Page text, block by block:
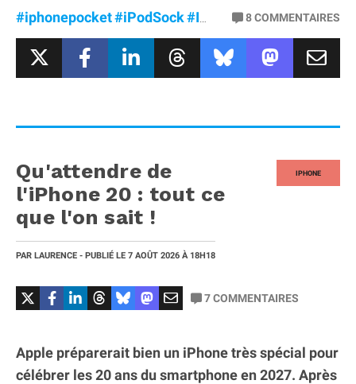
#iphonepocket#iPodSock#IsseyMiyake 8COMMENTAIRES
IPHONE
Qu'attendre de
l'iPhone 20 : tout ce
que l'on sait !
PAR LAURENCE - PUBLIÉ LE 7 AOÛT 2026 À 18H18
7COMMENTAIRES
Apple préparerait bien un iPhone très spécial pour
célébrer les 20 ans du smartphone en 2027. Après